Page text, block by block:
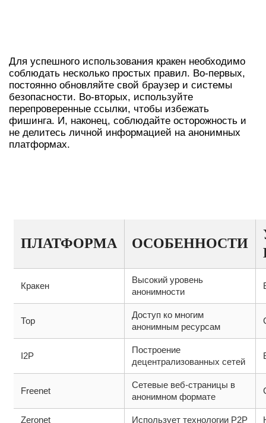
Для успешного использования кракен необходимо
соблюдать несколько простых правил. Во-первых,
постоянно обновляйте свой браузер и системы
безопасности. Во-вторых, используйте
перепроверенные ссылки, чтобы избежать
фишинга. И, наконец, соблюдайте осторожность и
не делитесь личной информацией на анонимных
платформах.
ПЛАТФОРМА ОСОБЕННОСТИ
Кракен
Высокий уровень
анонимности
Тор
Доступ ко многим
анонимным ресурсам
I2P
Построение
децентрализованных сетей
Freenet
Сетевые веб-страницы в
анонимном формате
Zeronet Использует технологии P2P